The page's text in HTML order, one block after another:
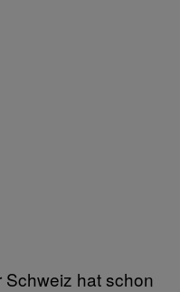
Schweiz hat schon